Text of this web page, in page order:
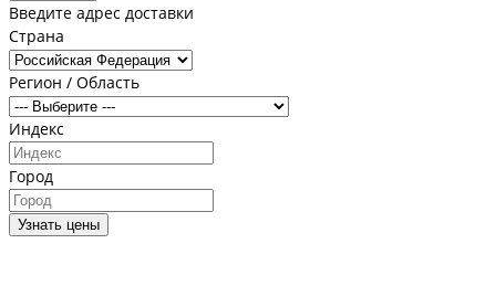
Введите адрес доставки
Страна
Регион / Область
Индекс
Город
Узнать цены